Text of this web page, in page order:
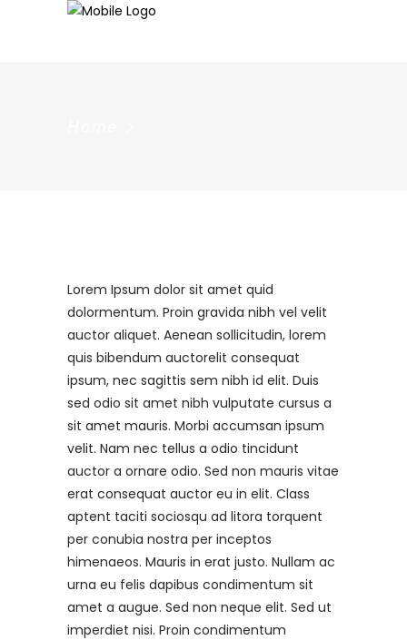
Lorem Ipsum dolor sit amet quid
dolormentum. Proin gravida nibh vel velit
auctor aliquet. Aenean sollicitudin, lorem
quis bibendum auctorelit consequat
ipsum, nec sagittis sem nibh id elit. Duis
sed odio sit amet nibh vulputate cursus a
sit amet mauris. Morbi accumsan ipsum
velit. Nam nec tellus a odio tincidunt
auctor a ornare odio. Sed non mauris vitae
erat consequat auctor eu in elit. Class
aptent taciti sociosqu ad litora torquent
per conubia nostra per inceptos
himenaeos. Mauris in erat justo. Nullam ac
urna eu felis dapibus condimentum sit
amet a augue. Sed non neque elit. Sed ut
imperdiet nisi. Proin condimentum